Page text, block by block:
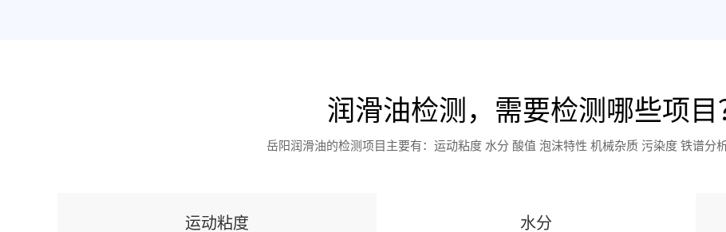
润滑油检测，需要检测哪些项目
岳阳润滑油的检测项目主要有：运动粘度 水分 酸值 泡沫特性 机械杂质 污染度 铁谱分
运动粘度 水分